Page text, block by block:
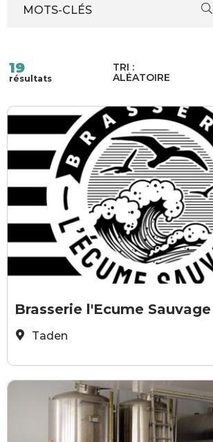
MOTS-CLÉS
19
résultats
TRI :
ALÉATOIRE
Ecume Sauvage
Brasserie l'Ecume Sauvage
Taden